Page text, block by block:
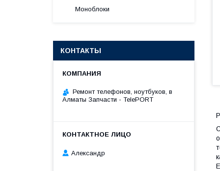
Моноблоки
КОНТАКТЫ
Ремонт телефонов, ноутбуков, в
Алматы Запчасти - TelePORT
Александр